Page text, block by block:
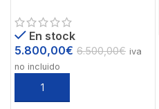
En stock
5.800,00€ 6.500,00€ iva
no incluido